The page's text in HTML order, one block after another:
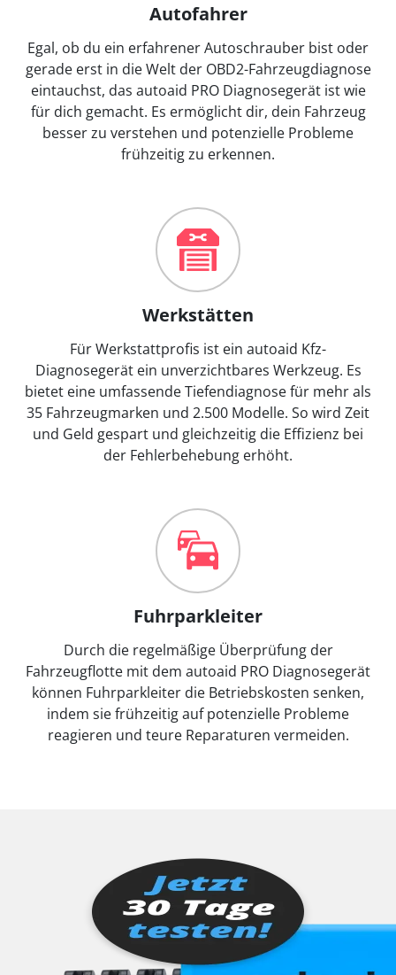
Autofahrer
Egal, ob du ein erfahrener Autoschrauber bist oder
gerade erst in die Welt der OBD2-Fahrzeugdiagnose
eintauchst, das autoaid PRO Diagnosegerät ist wie
für dich gemacht. Es ermöglicht dir, dein Fahrzeug
besser zu verstehen und potenzielle Probleme
frühzeitig zu erkennen.
Werkstätten
Für Werkstattprofis ist ein autoaid Kfz-
Diagnosegerät ein unverzichtbares Werkzeug. Es
bietet eine umfassende Tiefendiagnose für mehr als
35 Fahrzeugmarken und 2.500 Modelle. So wird Zeit
und Geld gespart und gleichzeitig die Effizienz bei
der Fehlerbehebung erhöht.
Fuhrparkleiter
Durch die regelmäßige Überprüfung der
Fahrzeugflotte mit dem autoaid PRO Diagnosegerät
können Fuhrparkleiter die Betriebskosten senken,
indem sie frühzeitig auf potenzielle Probleme
reagieren und teure Reparaturen vermeiden.